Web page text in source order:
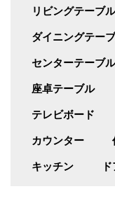
リビングテーブル
ダイニングテー
センターテーブル
座卓テーブル
テレビボード
カウンター
キッチン